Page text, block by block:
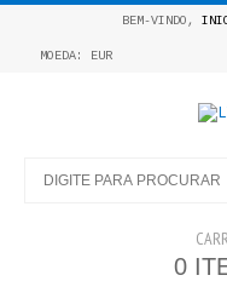
BEM-VINDO,
MOEDA: EUR
0